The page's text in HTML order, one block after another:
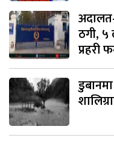
ठगी,
प्रहरी